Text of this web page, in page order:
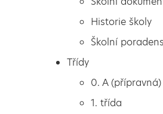
Pro budoucí prvňáčky
Rozvrhy hodin
Školská rada
Historie školy
Školní
Třídy
0. A (přípravná)
1. třída
Kroužek
2023/24